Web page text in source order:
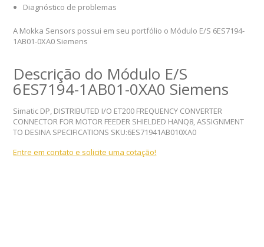
Diagnóstico de problemas
A Mokka Sensors possui em seu portfólio o Módulo E/S 6ES7194-
1AB01-0XA0 Siemens
Descrição do Módulo E/S
6ES7194-1AB01-0XA0 Siemens
Simatic DP, DISTRIBUTED I/O ET200 FREQUENCY CONVERTER
CONNECTOR FOR MOTOR FEEDER SHIELDED HANQ8, ASSIGNMENT
TO DESINA SPECIFICATIONS SKU:6ES71941AB010XA0
Entre em contato e solicite uma cotação!